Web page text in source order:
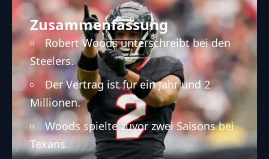
Zusammenfassung
Robert Woods unterschreibt bei den
Steelers.
Der Vertrag ist für ein Jahr und 2
Millionen.
Woods spielte zuvor zwei Saisons bei
Texans.